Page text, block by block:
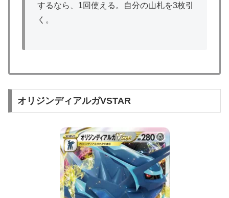
するなら、1回使える。自分の山札を3枚引
く。
オリジンディアルガVSTAR